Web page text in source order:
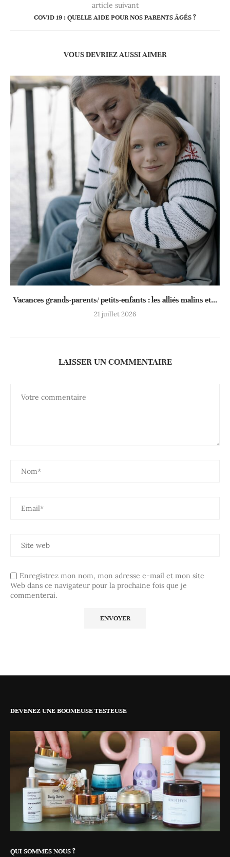
article suivant
COVID 19 : QUELLE AIDE POUR NOS PARENTS ÂGÉS ?
VOUS DEVRIEZ AUSSI AIMER
Vacances grands-parents/ petits-enfants : les alliés malins et...
21 juillet 2026
LAISSER UN COMMENTAIRE
Enregistrez mon nom, mon adresse e-mail et mon site
Web dans ce navigateur pour la prochaine fois que je
commenterai.
DEVENEZ UNE BOOMEUSE TESTEUSE
QUI SOMMES NOUS ?